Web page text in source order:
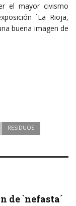
el mayor civismo
`La Rioja,
buena imagen de
RESIDUOS
de `nefasta´